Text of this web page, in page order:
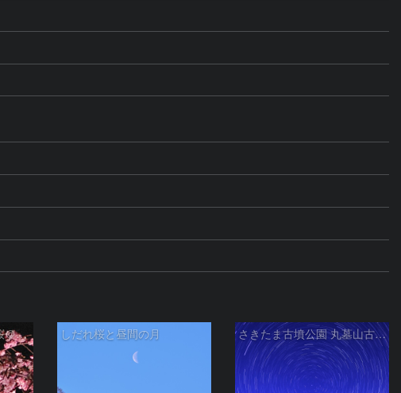
月・プレアデス・枝垂桜＠横浜 しだれ桜と昼間の月 さきたま古墳公園 丸墓山古墳の夜桜と北天の日周運動 埼玉県行田市